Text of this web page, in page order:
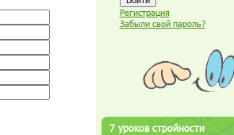
Регистрация
Забыли свой пароль?
7 уроков стройности